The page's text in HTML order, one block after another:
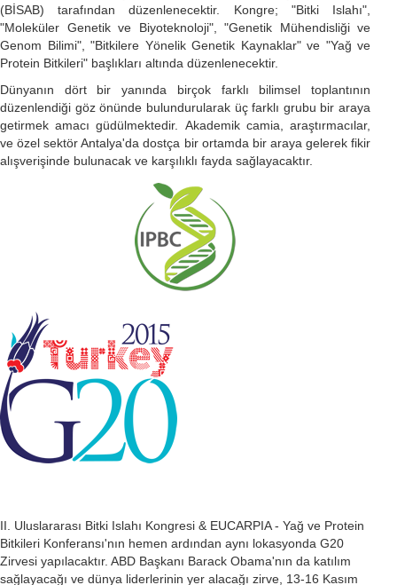
(BİSAB) tarafından düzenlenecektir. Kongre; "Bitki Islahı",
"Moleküler Genetik ve Biyoteknoloji", "Genetik Mühendisliği ve
Genom Bilimi", "Bitkilere Yönelik Genetik Kaynaklar" ve "Yağ ve
Protein Bitkileri" başlıkları altında düzenlenecektir.
Dünyanın dört bir yanında birçok farklı bilimsel toplantının
düzenlendiği göz önünde bulundurularak üç farklı grubu bir araya
getirmek amacı güdülmektedir. Akademik camia, araştırmacılar,
ve özel sektör Antalya'da dostça bir ortamda bir araya gelerek fikir
alışverişinde bulunacak ve karşılıklı fayda sağlayacaktır.
II. Uluslararası Bitki Islahı Kongresi & EUCARPIA - Yağ ve Protein
Bitkileri Konferansı'nın hemen ardından aynı lokasyonda G20
Zirvesi yapılacaktır. ABD Başkanı Barack Obama'nın da katılım
sağlayacağı ve dünya liderlerinin yer alacağı zirve, 13-16 Kasım